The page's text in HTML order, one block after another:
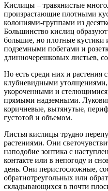
Кислицы – травянистые
произрастающие плотными
колониями-группами из
Большинство кислиц
большие, но плотные кустики
подземными побегами и
длинночерешковых листьев,
Но есть среди них и
клубневидными утолщениями,
укороченными и
прямыми надземными.
коричневые, вытянутые,
густотой и объемом.
Листья кислицы трудно
растениями. Они
наподобие зонтика с
контакте или в непогоду и
день. Они перистосложные,
обратнотреугольных или
складывающихся в почти